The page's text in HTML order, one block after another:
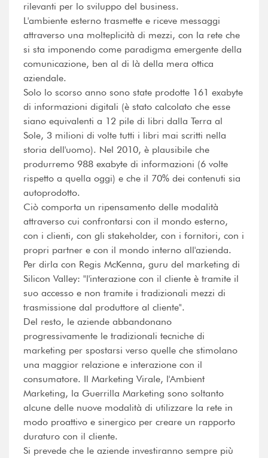
rilevanti per lo sviluppo del business.
L'ambiente esterno trasmette e riceve messaggi
attraverso una molteplicità di mezzi, con la rete che
si sta imponendo come paradigma emergente della
comunicazione, ben al di là della mera ottica
aziendale.
Solo lo scorso anno sono state prodotte 161 exabyte
di informazioni digitali (è stato calcolato che esse
siano equivalenti a 12 pile di libri dalla Terra al
Sole, 3 milioni di volte tutti i libri mai scritti nella
storia dell'uomo). Nel 2010, è plausibile che
produrremo 988 exabyte di informazioni (6 volte
rispetto a quella oggi) e che il 70% dei contenuti sia
autoprodotto.
Ciò comporta un ripensamento delle modalità
attraverso cui confrontarsi con il mondo esterno,
con i clienti, con gli stakeholder, con i fornitori, con i
propri partner e con il mondo interno all'azienda.
Per dirla con Regis McKenna, guru del marketing di
Silicon Valley: "l'interazione con il cliente è tramite il
suo accesso e non tramite i tradizionali mezzi di
trasmissione dal produttore al cliente".
Del resto, le aziende abbandonano
progressivamente le tradizionali tecniche di
marketing per spostarsi verso quelle che stimolano
una maggior relazione e interazione con il
consumatore. Il Marketing Virale, l'Ambient
Marketing, la Guerrilla Marketing sono soltanto
alcune delle nuove modalità di utilizzare la rete in
modo proattivo e sinergico per creare un rapporto
duraturo con il cliente.
Si prevede che le aziende investiranno sempre più